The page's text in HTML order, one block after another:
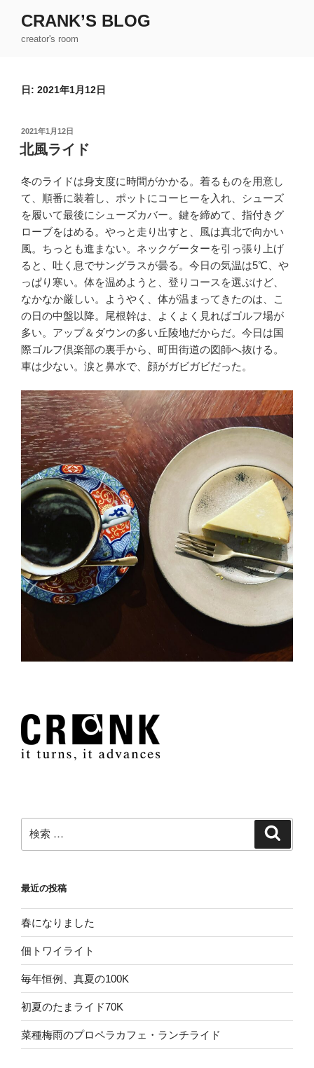
CRANK’S BLOG
creator's room
日: 2021年1月12日
投
稿
日:
2021年1月12日
北風ライド
冬のライドは身支度に時間がかかる。着るものを用意し
て、順番に装着し、ポットにコーヒーを入れ、シューズ
を履いて最後にシューズカバー。鍵を締めて、指付きグ
ローブをはめる。やっと走り出すと、風は真北で向かい
風。ちっとも進まない。ネックゲーターを引っ張り上げ
ると、吐く息でサングラスが曇る。今日の気温は5℃、や
っぱり寒い。体を温めようと、登りコースを選ぶけど、
なかなか厳しい。ようやく、体が温まってきたのは、こ
の日の中盤以降。尾根幹は、よくよく見ればゴルフ場が
多い。アップ＆ダウンの多い丘陵地だからだ。今日は国
際ゴルフ倶楽部の裏手から、町田街道の図師へ抜ける。
車は少ない。涙と鼻水で、顔がガビガビだった。
索:
最近の投稿
春になりました
佃トワイライト
毎年恒例、真夏の100K
初夏のたまライド70K
菜種梅雨のプロペラカフェ・ランチライド